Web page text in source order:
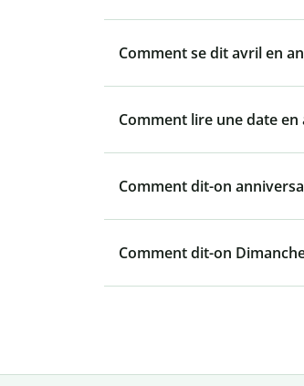
Comment se dit avril en
Comment lire une date en
Comment dit-on
Comment dit-on